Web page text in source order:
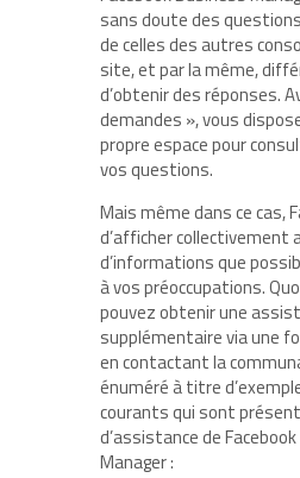
sans doute des
de celles des autres
site, et par la même,
d’obtenir des réponses.
demandes », vous
propre espace pour
vos questions.
Mais même dans ce cas,
d’afficher collectivement
d’informations que
à vos préoccupations.
pouvez obtenir une
supplémentaire via une
en contactant la
énuméré à titre
courants qui sont
d’assistance de
Manager :